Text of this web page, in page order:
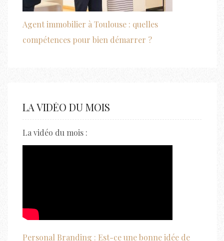
Agent immobilier à Toulouse : quelles
compétences pour bien démarrer ?
LA VIDÉO DU MOIS
La vidéo du mois :
Personal Branding : Est-ce une bonne idée de